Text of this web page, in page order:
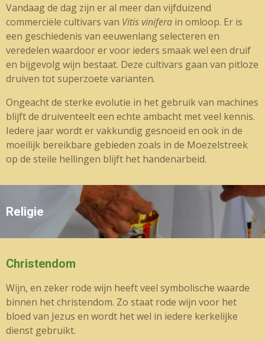
Vandaag de dag zijn er al meer dan vijfduizend
commerciële cultivars van Vitis vinifera in omloop. Er is
een geschiedenis van eeuwenlang selecteren en
veredelen waardoor er voor ieders smaak wel een druif
en bijgevolg wijn bestaat. Deze cultivars gaan van pitloze
druiven tot superzoete varianten.
Ongeacht de sterke evolutie in het gebruik van machines
blijft de druiventeelt een echte ambacht met veel kennis.
Iedere jaar wordt er vakkundig gesnoeid en ook in de
moeilijk bereikbare gebieden zoals in de Moezelstreek
op de steile hellingen blijft het handenarbeid.
Religie
Christendom
Wijn, en zeker rode wijn heeft veel symbolische waarde
binnen het christendom. Zo staat rode wijn voor het
bloed van Jezus en wordt het wel in iedere kerkelijke
dienst gebruikt.